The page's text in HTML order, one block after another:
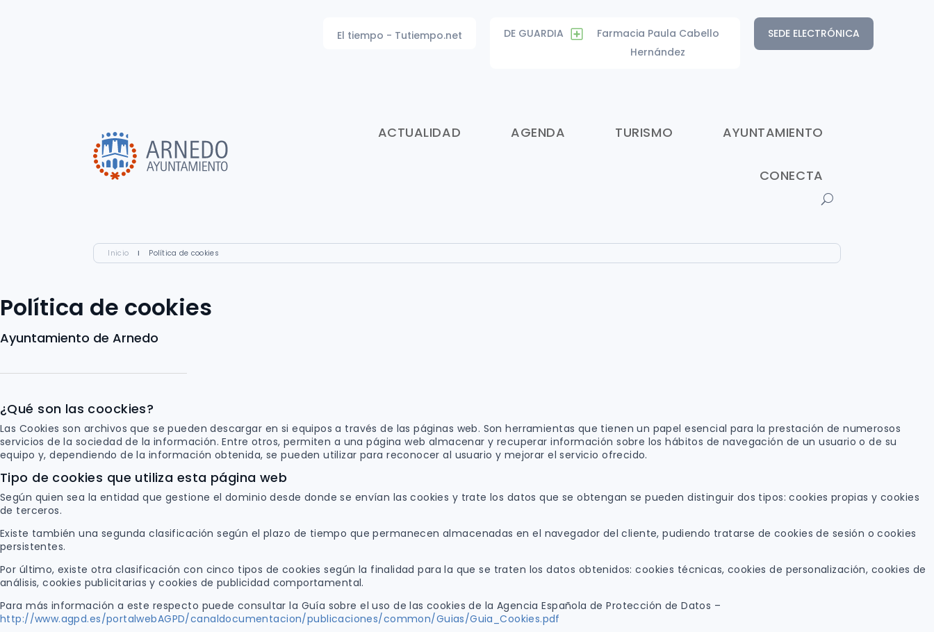
SEDE ELECTRÓNICA
DE GUARDIA
Farmacia Paula Cabello
Hernández
El tiempo - Tutiempo.net
ACTUALIDAD AGENDA TURISMO AYUNTAMIENTO
CONECTA
Inicio I Política de cookies
Política de cookies
Ayuntamiento de Arnedo
¿Qué son las coockies?
Las Cookies son archivos que se pueden descargar en si equipos a través de las páginas web. Son herramientas que tienen un papel esencial para la prestación de numerosos
servicios de la sociedad de la información. Entre otros, permiten a una página web almacenar y recuperar información sobre los hábitos de navegación de un usuario o de su
equipo y, dependiendo de la información obtenida, se pueden utilizar para reconocer al usuario y mejorar el servicio ofrecido.
Tipo de cookies que utiliza esta página web
Según quien sea la entidad que gestione el dominio desde donde se envían las cookies y trate los datos que se obtengan se pueden distinguir dos tipos: cookies propias y cookies
de terceros.
Existe también una segunda clasificación según el plazo de tiempo que permanecen almacenadas en el navegador del cliente, pudiendo tratarse de cookies de sesión o cookies
persistentes.
Por último, existe otra clasificación con cinco tipos de cookies según la finalidad para la que se traten los datos obtenidos: cookies técnicas, cookies de personalización, cookies de
análisis, cookies publicitarias y cookies de publicidad comportamental.
Para más información a este respecto puede consultar la Guía sobre el uso de las cookies de la Agencia Española de Protección de Datos –
http://www.agpd.es/portalwebAGPD/canaldocumentacion/publicaciones/common/Guias/Guia_Cookies.pdf